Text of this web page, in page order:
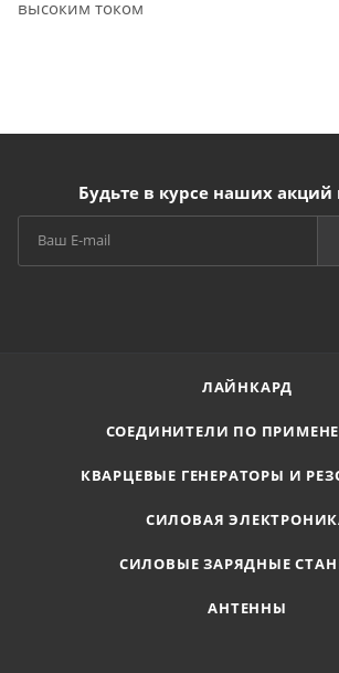
высоким током
Будьте в курсе наших акций
ЛАЙНКАРД
СОЕДИНИТЕЛИ ПО
КВАРЦЕВЫЕ ГЕНЕРАТОРЫ И
СИЛОВАЯ
СИЛОВЫЕ ЗАРЯДНЫЕ
АНТЕННЫ